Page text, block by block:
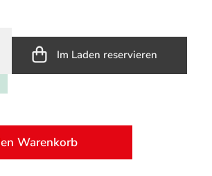
Im Laden reservieren
den gewünschten Wert
Warenkorb